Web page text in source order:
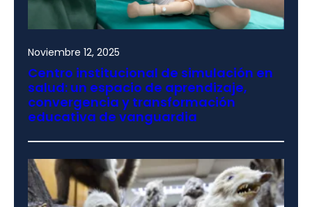
Noviembre 12, 2025
Centro institucional de simulación en
salud: un espacio de aprendizaje,
convergencia y transformación
educativa de vanguardia